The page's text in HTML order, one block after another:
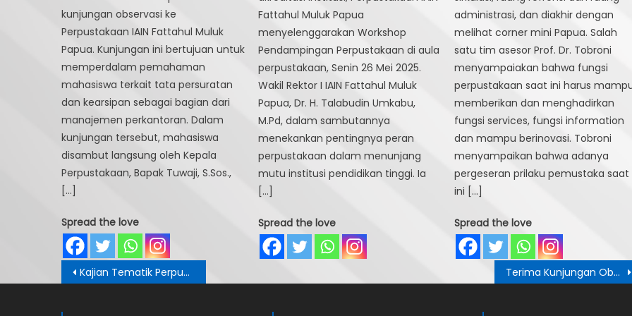
kunjungan observasi ke
Perpustakaan IAIN Fattahul Muluk
Papua. Kunjungan ini bertujuan untuk
memperdalam pemahaman
mahasiswa terkait tata persuratan
dan kearsipan sebagai bagian dari
manajemen perkantoran. Dalam
kunjungan tersebut, mahasiswa
disambut langsung oleh Kepala
Perpustakaan, Bapak Tuwaji, S.Sos.,
[…]
Spread the love
Fattahul Muluk Papua
menyelenggarakan Workshop
Pendampingan Perpustakaan di aula
perpustakaan, Senin 26 Mei 2025.
Wakil Rektor I IAIN Fattahul Muluk
Papua, Dr. H. Talabudin Umkabu,
M.Pd, dalam sambutannya
menekankan pentingnya peran
perpustakaan dalam menunjang
mutu institusi pendidikan tinggi. Ia
[…]
Spread the love
administrasi, dan diakhir dengan
melihat corner mini Papua. Salah
satu tim asesor Prof. Dr. Tobroni
menyampaiakan bahwa fungsi
perpustakaan saat ini harus
memberikan dan menghadirkan
fungsi services, fungsi information
dan mampu berinovasi. Tobroni
menyampaikan bahwa adanya
pergeseran prilaku pemustaka saat
ini […]
Spread the love
Post
navigation
Kajian Tematik Perpustakaan: Bangun Ruang Akademik yang Produktif Terima Kunjungan Observasi Mahasiswa MPI, Perpustakaan Komitmen Dukung Pembelajaran Akademik